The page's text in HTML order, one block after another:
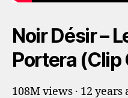
Noir Désir –
Portera
108M views · 12 years